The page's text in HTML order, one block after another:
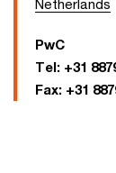
Netherlands
PwC
Tel: +31
Fax: +31